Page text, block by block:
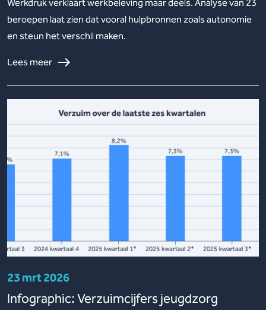
Werkdruk verklaart werkbeleving maar deels. Analyse van 23
beroepen laat zien dat vooral hulpbronnen zoals autonomie
en steun het verschil maken.
Lees meer
23 mrt 2026
Infographic: Verzuimcijfers jeugdzorg